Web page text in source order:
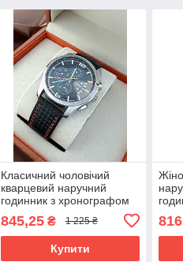
Класичний чоловічий
кварцевий наручний
годинник з хронографом
Skmei 9106 Silver-Black-
Orange
845,25₴ 1 225 ₴
Купити